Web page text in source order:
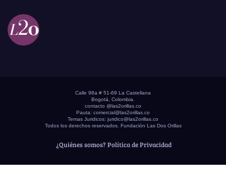
Calle 98a # 51-69 La Castellana
Bogotá, Colombia.
contacto @las2orillas.co
Pauta: comercial@las2orillas.co
Temas Juridicos: juridico@las2orillas.co
Todos los derechos reservados. Fundación Las Dos Orillas
¿Quiénes somos? Política de Privacidad